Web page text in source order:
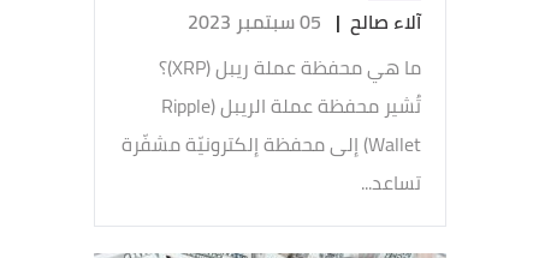
آلاء صالح | 05 سبتمبر 2023
ما هي محفظة عملة ريبل (XRP)؟
تُشير محفظة عملة الريبل (Ripple
Wallet) إلى محفظة إلكترونيّة مشفّرة
تساعد...